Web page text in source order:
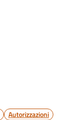
Autorizzazioni